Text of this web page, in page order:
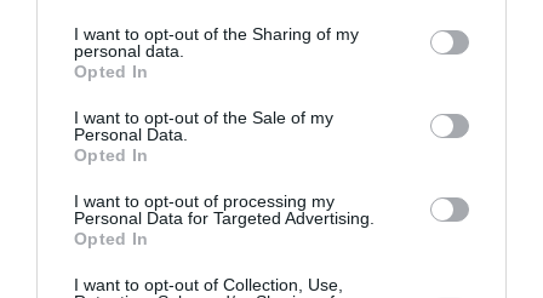
I want to opt-out of the Sharing of my
personal data.
Opted In
I want to opt-out of the Sale of my
Personal Data.
Opted In
I want to opt-out of processing my
Personal Data for Targeted Advertising.
Opted In
I want to opt-out of Collection, Use,